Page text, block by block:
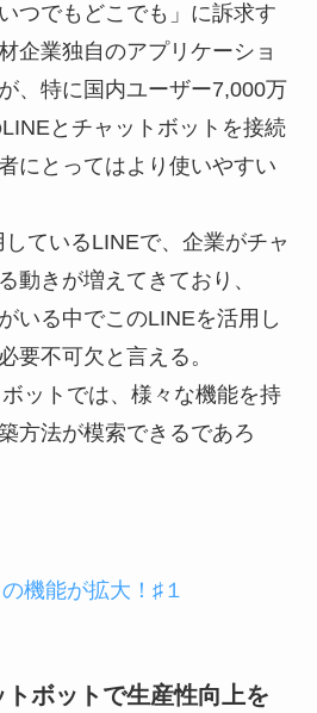
つでもどこでも」に訴求す
企業独自のアプリケーショ
、特に国内ユーザー7,000万
とチャットボットを接続
にとってはより使いやすい
ているLINEで、企業がチャ
動きが増えてきており、
いる中でこのLINEを活用し
要不可欠と言える。
ットでは、様々な機能を持
方法が模索できるであろ
機能が拡大！♯１
トボットで生産性向上を